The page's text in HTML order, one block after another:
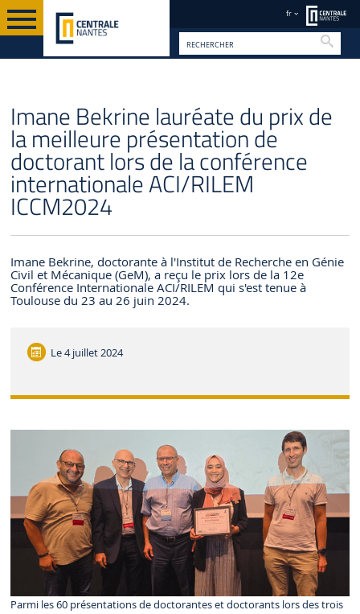
fr
Imane Bekrine lauréate du prix de
la meilleure présentation de
doctorant lors de la conférence
internationale ACI/RILEM
ICCM2024
Imane Bekrine, doctorante à l'Institut de Recherche en Génie
Civil et Mécanique (GeM), a reçu le prix lors de la 12e
Conférence Internationale ACI/RILEM qui s'est tenue à
Toulouse du 23 au 26 juin 2024.
Le4 juillet 2024
Parmi les 60 présentations de doctorantes et doctorants lors des trois